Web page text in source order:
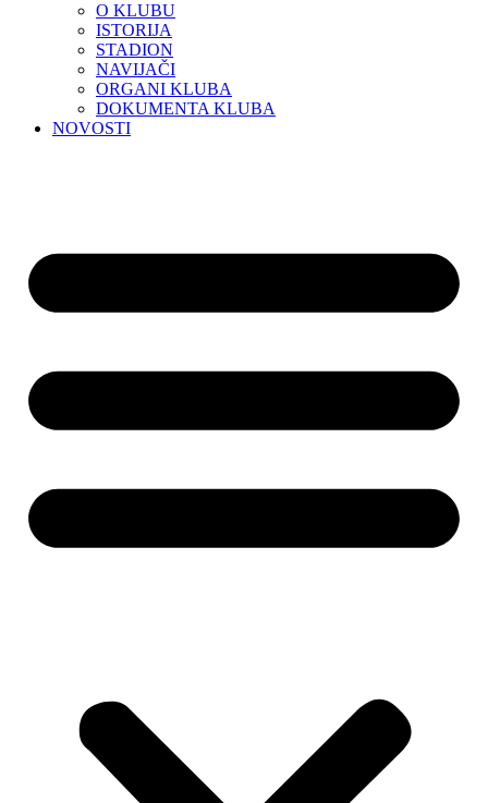
O KLUBU
ISTORIJA
STADION
NAVIJAČI
ORGANI KLUBA
DOKUMENTA KLUBA
NOVOSTI